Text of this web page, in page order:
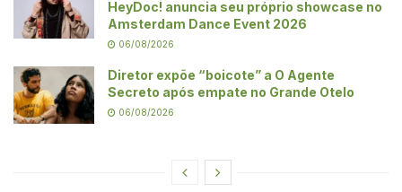
HeyDoc! anuncia seu próprio showcase no
Amsterdam Dance Event 2026
06/08/2026
Diretor expõe “boicote” a O Agente
Secreto após empate no Grande Otelo
06/08/2026